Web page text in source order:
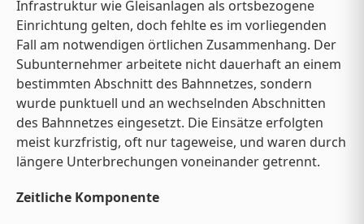
Infrastruktur wie Gleisanlagen als ortsbezogene
Einrichtung gelten, doch fehlte es im vorliegenden
Fall am notwendigen örtlichen Zusammenhang. Der
Subunternehmer arbeitete nicht dauerhaft an einem
bestimmten Abschnitt des Bahnnetzes, sondern
wurde punktuell und an wechselnden Abschnitten
des Bahnnetzes eingesetzt. Die Einsätze erfolgten
meist kurzfristig, oft nur tageweise, und waren durch
längere Unterbrechungen voneinander getrennt.
Zeitliche Komponente